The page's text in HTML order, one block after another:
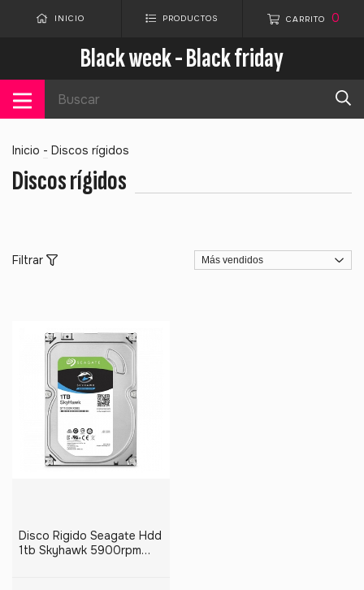
INICIO PRODUCTOS CARRITO 0
Black week - Black friday
Inicio - Discos rígidos
Discos rígidos
Filtrar
Disco Rigido Seagate Hdd
1tb Skyhawk 5900rpm